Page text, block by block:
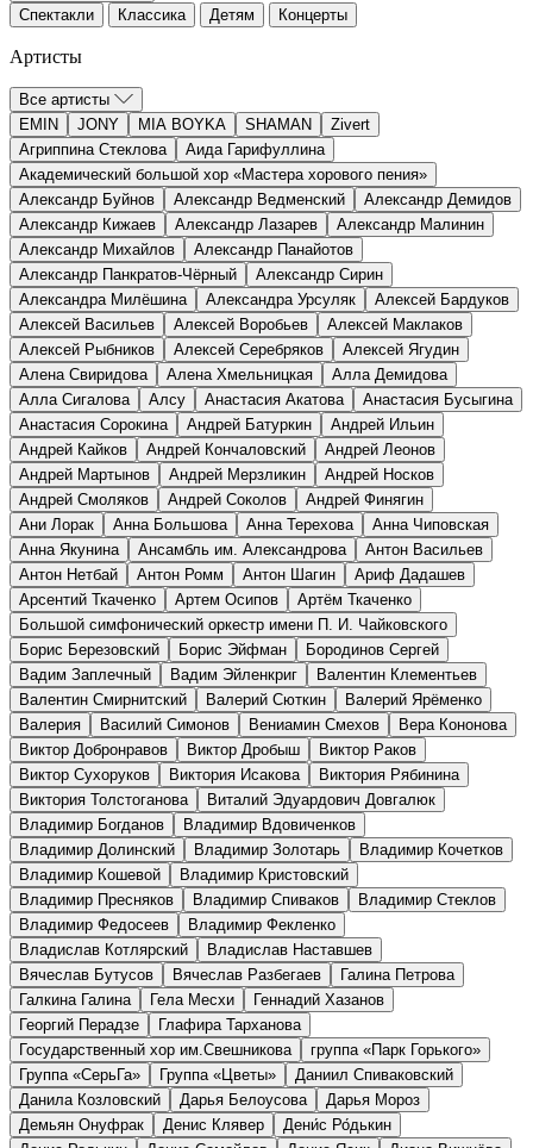
Спектакли
Классика Детям Концерты
Артисты
Все артисты
EMIN
JONY MIA BOYKA SHAMAN
Zivert
Агриппина Стеклова
Аида Гарифуллина
Академический большой хор «Мастера хорового пения»
Александр Буйнов
Александр Ведменский
Александр Демидов
Александр Кижаев
Александр Лазарев
Александр Малинин
Александр Михайлов
Александр Панайотов
Александр Панкратов-Чёрный
Александр Сирин
Александра Милёшина
Александра Урсуляк
Алексей Бардуков
Алексей Васильев
Алексей Воробьев
Алексей Маклаков
Алексей Рыбников
Алексей Серебряков
Алексей Ягудин
Алена Свиридова
Алена Хмельницкая
Алла Демидова
Алла Сигалова
Алсу Анастасия Акатова
Анастасия Бусыгина
Анастасия Сорокина
Андрей Батуркин
Андрей Ильин
Андрей Кайков
Андрей Кончаловский
Андрей Леонов
Андрей Мартынов
Андрей Мерзликин
Андрей Носков
Андрей Смоляков
Андрей Соколов
Андрей Финягин
Ани Лорак
Анна Большова Анна Терехова
Анна Чиповская
Анна Якунина
Ансамбль им. Александрова
Антон Васильев
Антон Нетбай
Антон Ромм Антон Шагин
Ариф Дадашев
Арсентий Ткаченко
Артем Осипов
Артём Ткаченко
Большой симфонический оркестр имени П. И. Чайковского
Борис Березовский
Борис Эйфман
Бородинов Сергей
Вадим Заплечный
Вадим Эйленкриг
Валентин Клементьев
Валентин Смирнитский
Валерий Сюткин
Валерий Ярёменко
Валерия
Василий Симонов Вениамин Смехов
Вера Кононова
Виктор Добронравов
Виктор Дробыш
Виктор Раков
Виктор Сухоруков
Виктория Исакова
Виктория Рябинина
Виктория Толстоганова
Виталий Эдуардович Довгалюк
Владимир Богданов
Владимир Вдовиченков
Владимир Долинский
Владимир Золотарь
Владимир Кочетков
Владимир Кошевой
Владимир Кристовский
Владимир Пресняков
Владимир Спиваков
Владимир Стеклов
Владимир Федосеев
Владимир Фекленко
Владислав Котлярский
Владислав Наставшев
Вячеслав Бутусов
Вячеслав Разбегаев
Галина Петрова
Галкина Галина
Гела Месхи
Геннадий Хазанов
Георгий Перадзе
Глафира Тарханова
Государственный хор им.Свешникова
группа «Парк Горького»
Группа «СерьГа»
Группа «Цветы»
Даниил Спиваковский
Данила Козловский
Дарья Белоусова
Дарья Мороз
Демьян Онуфрак
Денис Клявер
Дени́с Ро́дькин